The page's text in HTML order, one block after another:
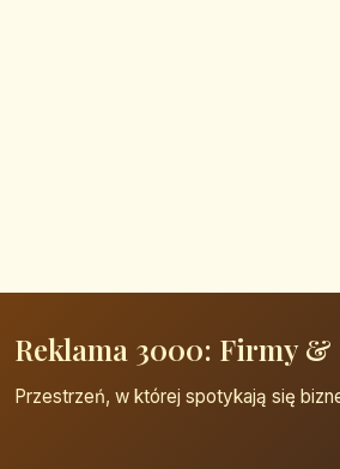
Reklama 3000: Firmy &
Przestrzeń, w której spotykają się